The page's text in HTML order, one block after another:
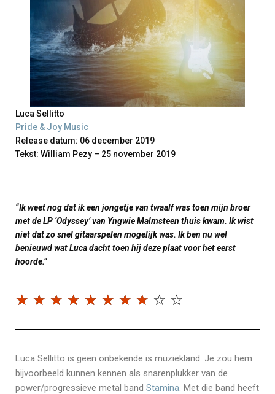
Luca Sellitto
Pride & Joy Music
Release datum: 06 december 2019
Tekst: William Pezy – 25 november 2019
“Ik weet nog dat ik een jongetje van twaalf was toen mijn broer
met de LP ‘Odyssey’ van Yngwie Malmsteen thuis kwam. Ik wist
niet dat zo snel gitaarspelen mogelijk was. Ik ben nu wel
benieuwd wat Luca dacht toen hij deze plaat voor het eerst
hoorde.”
☆ ☆ ☆ ☆ ☆ ☆ ☆ ☆ ☆ ☆
Luca Sellitto is geen onbekende is muziekland. Je zou hem
bijvoorbeeld kunnen kennen als snarenplukker van de
power/progressieve metal band Stamina. Met die band heeft